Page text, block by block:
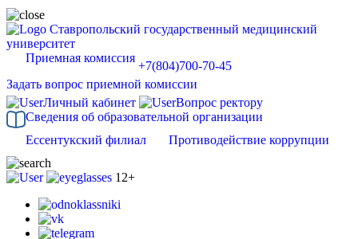
Ставропольский государственный медицинский
университет
Приемная комиссия
+7(804)700-70-45
Задать вопрос приемной комиссии
Личный кабинет
Вопрос ректору
Сведения об образовательной организации
Ессентукский филиал
Противодействие коррупции
12+